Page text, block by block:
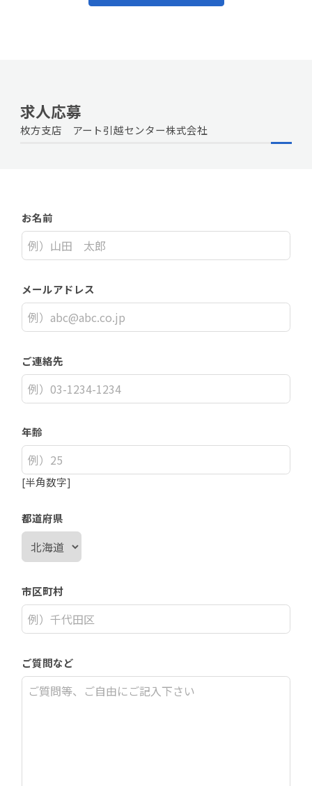
求人応募
枚方支店 アート引越センター株式会社
お名前
メールアドレス
ご連絡先
年齢
[半角数字]
都道府県
市区町村
ご質問など